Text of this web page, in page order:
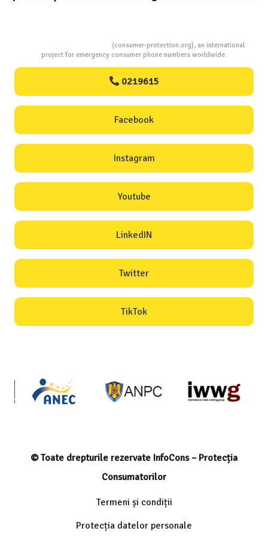
(consumer-protection.org), an international
project for emergency consumer phone numbers worldwide.
0219615
Facebook
Instagram
Youtube
LinkedIN
Twitter
TikTok
© Toate drepturile rezervate InfoCons – Protecția
Consumatorilor
Termeni și condiții
Protecția datelor personale